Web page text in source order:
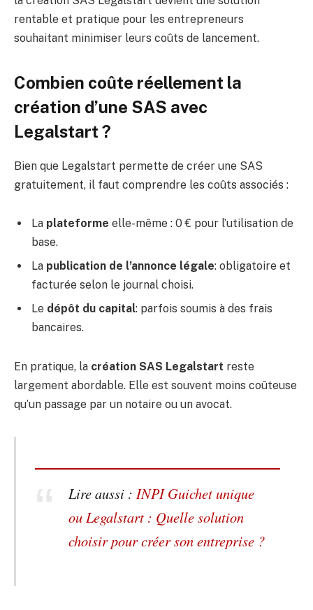
rentable et pratique pour les entrepreneurs
souhaitant minimiser leurs coûts de lancement.
Combien coûte réellement la
création d’une SAS avec
Legalstart ?
Bien que Legalstart permette de créer une SAS
gratuitement, il faut comprendre les coûts associés :
La plateforme elle-même : 0 € pour l’utilisation de
base.
La publication de l’annonce légale: obligatoire et
facturée selon le journal choisi.
Le dépôt du capital: parfois soumis à des frais
bancaires.
En pratique, la création SAS Legalstart reste
largement abordable. Elle est souvent moins coûteuse
qu’un passage par un notaire ou un avocat.
Lire aussi :INPI Guichet unique
ou Legalstart : Quelle solution
choisir pour créer son entreprise ?